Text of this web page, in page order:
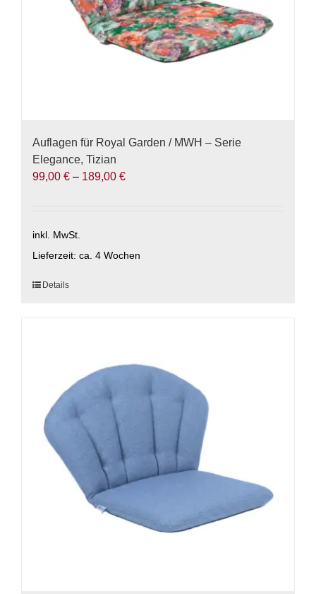
Auflagen für Royal Garden / MWH – Serie
Elegance, Tizian
99,00 € – 189,00 €
inkl. MwSt.
Lieferzeit: ca. 4 Wochen
Dieses
Optionen
können
auf
Produktseite
Details